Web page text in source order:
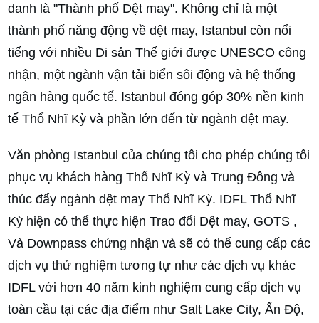
danh là "Thành phố Dệt may". Không chỉ là một
thành phố năng động về dệt may, Istanbul còn nổi
tiếng với nhiều Di sản Thế giới được UNESCO công
nhận, một ngành vận tải biển sôi động và hệ thống
ngân hàng quốc tế. Istanbul đóng góp 30% nền kinh
tế Thổ Nhĩ Kỳ và phần lớn đến từ ngành dệt may.
Văn phòng Istanbul của chúng tôi cho phép chúng tôi
phục vụ khách hàng Thổ Nhĩ Kỳ và Trung Đông và
thúc đẩy ngành dệt may Thổ Nhĩ Kỳ. IDFL Thổ Nhĩ
Kỳ hiện có thể thực hiện Trao đổi Dệt may, GOTS ,
Và Downpass chứng nhận và sẽ có thể cung cấp các
dịch vụ thử nghiệm tương tự như các dịch vụ khác
IDFL với hơn 40 năm kinh nghiệm cung cấp dịch vụ
toàn cầu tại các địa điểm như Salt Lake City, Ấn Độ,